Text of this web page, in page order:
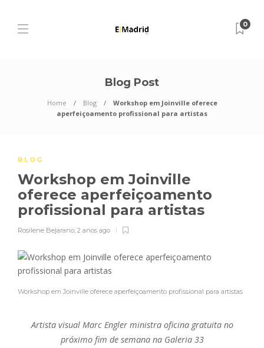
0
Blog Post
Home Blog
Workshop em Joinville oferece
aperfeiçoamento profissional para artistas
BLOG
Workshop em Joinville
oferece aperfeiçoamento
profissional para artistas
Rosilene Bejarano, 2 anos ago
Workshop em Joinville oferece aperfeiçoamento profissional para artistas
Artista visual Marc Engler ministra oficina gratuita no
próximo fim de semana na Galeria 33